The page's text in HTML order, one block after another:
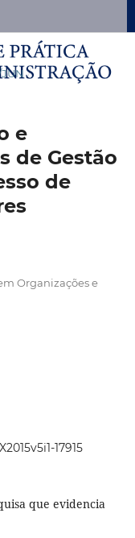
JUN /
e
de Gestão
de
Organizações e
17915
que evidencia